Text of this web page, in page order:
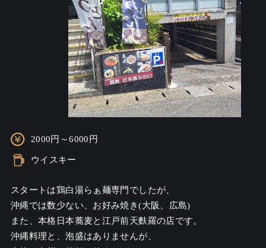
2000円～6000円
ウイスキー
スタートは鶏白湯らぁ麺専門でしたが、
沖縄では数少ない、お好み焼き(大阪、広島)
また、本格日本蕎麦と江戸前天麩羅の店です。
沖縄料理と、泡盛はありませんが、